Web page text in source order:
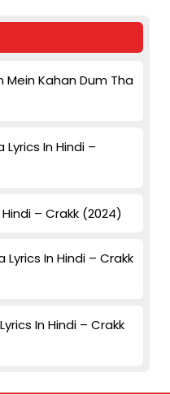
Mein Kahan Dum Tha
Lyrics In Hindi –
– Crakk (2024)
In Hindi – Crakk
In Hindi – Crakk